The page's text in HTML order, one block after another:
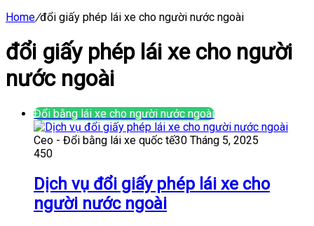
Home/đổi giấy phép lái xe cho người nước ngoài
đổi giấy phép lái xe cho người
nước ngoài
Đổi bằng lái xe cho người nước ngoài
Ceo - Đổi bằng lái xe quốc tế30 Tháng 5, 2025
450
Dịch vụ đổi giấy phép lái xe cho
người nước ngoài